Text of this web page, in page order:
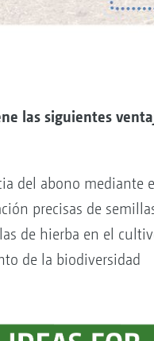
las siguientes
del abono mediante
precisas de
de hierba en el
de la biodiversidad